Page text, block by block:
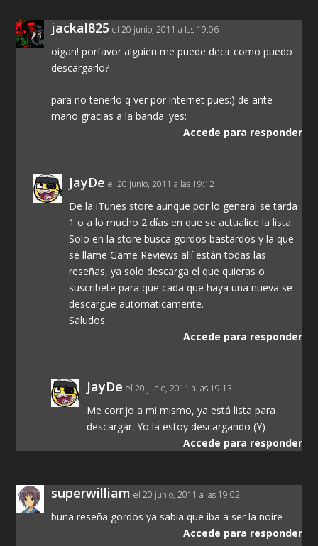
jackal825 el 20 junio, 2011 a las 19:06
oigan! porfavor alguien me puede decir como puedo
descargarlo?
para no tenerlo q ver por internet pues:) de ante
mano gracias a la banda :yes:
Accede para responder
JayDe el 20 junio, 2011 a las 19:12
De la iTunes store aunque por lo general se tarda
1 o a lo mucho 2 días en que se actualice la lista.
Solo en la store busca gordos bastardos y la que
se llame Game Reviews allí están todas las
reseñas, ya solo descarga el que quieras o
suscribete para que cada que haya una nueva se
descargue automaticamente.
Saludos.
Accede para responder
JayDe el 20 junio, 2011 a las 19:13
Me corrijo a mi mismo, ya está lista para
descargar. Yo la estoy descargando (Y)
Accede para responder
superwilliam el 20 junio, 2011 a las 19:02
buna reseña gordos ya sabia que iba a ser la noire
Accede para responder